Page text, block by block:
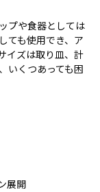
プや食器としては
ても使用でき、ア
イズは取り皿、計
いくつあっても困
展開